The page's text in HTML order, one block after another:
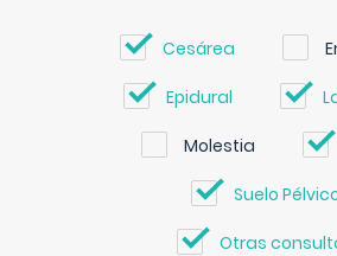
Cesárea
Epidural
Molestia
Suelo
Otras